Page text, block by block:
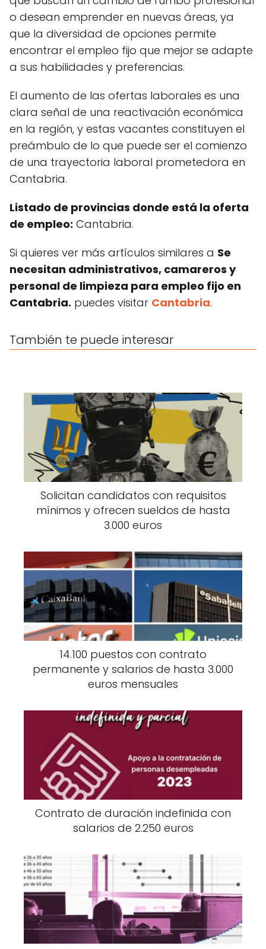
o desean emprender en nuevas áreas, ya
que la diversidad de opciones permite
encontrar el empleo fijo que mejor se adapte
a sus habilidades y preferencias.
El aumento de las ofertas laborales es una
clara señal de una reactivación económica
en la región, y estas vacantes constituyen el
preámbulo de lo que puede ser el comienzo
de una trayectoria laboral prometedora en
Cantabria.
Listado de provincias donde está la oferta
de empleo: Cantabria.
Si quieres ver más artículos similares a Se
necesitan administrativos, camareros y
personal de limpieza para empleo fijo en
Cantabria. puedes visitar Cantabria.
También te puede interesar
Solicitan candidatos con requisitos
mínimos y ofrecen sueldos de hasta
3.000 euros
14.100 puestos con contrato
permanente y salarios de hasta 3.000
euros mensuales
Contrato de duración indefinida con
salarios de 2.250 euros